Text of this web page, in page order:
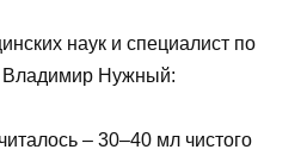
наук и специалист по
Владимир Нужный:
– 30–40 мл чистого